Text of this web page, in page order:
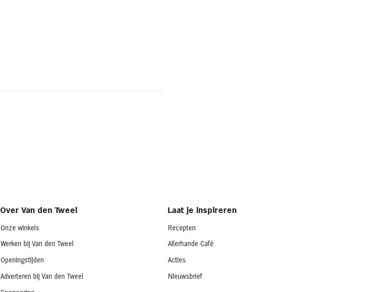
Over Van den Tweel
Onze winkels
Werken bij Van den Tweel
Openingstijden
Adverteren bij Van den Tweel
Laat je inspireren
Recepten
Allerhande Café
Acties
Nieuwsbrief